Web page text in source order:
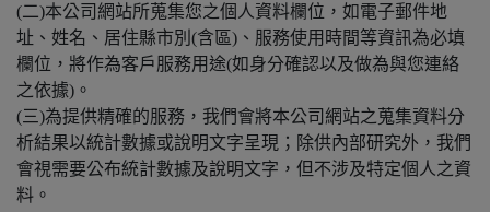
(二)本公司網站所蒐集您之個人資料欄位，如電子郵件地
址、姓名、居住縣市別(含區)、服務使用時間等資訊為必填
欄位，將作為客戶服務用途(如身分確認以及做為與您連絡
之依據)。
(三)為提供精確的服務，我們會將本公司網站之蒐集資料分
析結果以統計數據或說明文字呈現；除供內部研究外，我們
會視需要公布統計數據及說明文字，但不涉及特定個人之資
料。